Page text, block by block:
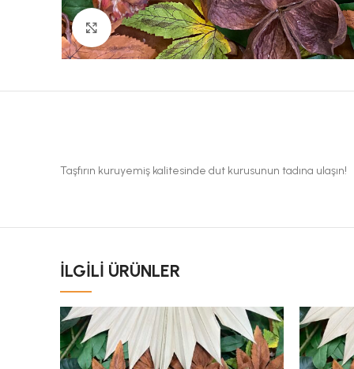
Büyük Fotoğraf
Taşfırın kuruyemiş kalitesinde dut kurusunun tadına ulaşın!
İLGILI ÜRÜNLER